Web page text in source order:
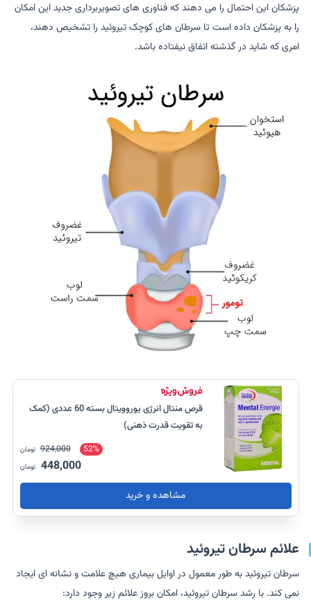
پزشکان این احتمال را می دهند که فناوری های تصویربرداری جدید این امکان
را به پزشکان داده است تا سرطان های کوچک تیروئید را تشخیص دهند،
امری که شاید در گذشته اتفاق نیفتاده باشد.
قرص منتال انرژی یوروویتال بسته 60 عددی (کمک
به تقویت قدرت ذهنی)
52%
924,000 تومان
448,000 تومان
مشاهده و خرید
علائم سرطان تیروئید
سرطان تیروئید به طور معمول در اوایل بیماری هیچ علامت و نشانه ای ایجاد
نمی کند. با رشد سرطان تیروئید، امکان بروز علائم زیر وجود دارد: